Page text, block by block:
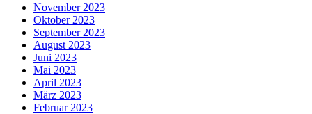
November 2023
Oktober 2023
September 2023
August 2023
Juni 2023
Mai 2023
April 2023
März 2023
Februar 2023